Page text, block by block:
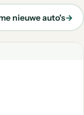
nieuwe auto's→